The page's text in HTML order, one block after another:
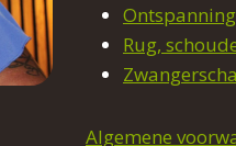
Rug,
Algemene